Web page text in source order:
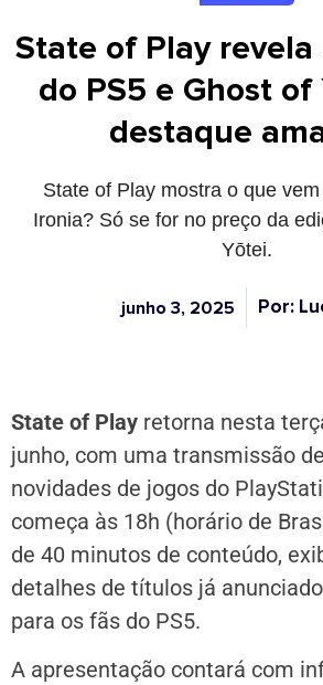
State of Play revela
do PS5 e Ghost of
destaque
State of Play mostra o que
Ironia? Só se for no preço da
Yōtei.
junho 3, 2025 Por:
State of Play retorna nesta
junho, com uma transmissão
novidades de jogos do
começa às 18h (horário de
de 40 minutos de conteúdo,
detalhes de títulos já
para os fãs do PS5.
A apresentação contará com